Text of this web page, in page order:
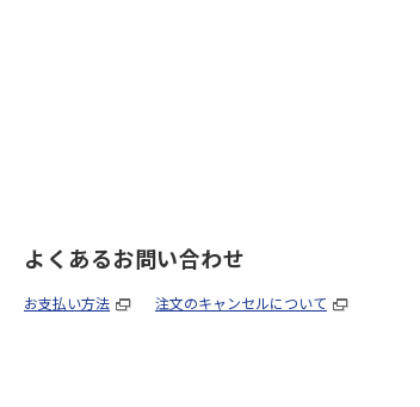
よくあるお問い合わせ
お支払い方法 注文のキャンセルについて